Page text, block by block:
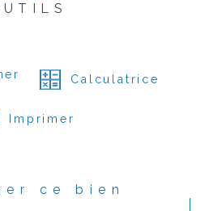
Calculatrice
Imprimer
ce bien